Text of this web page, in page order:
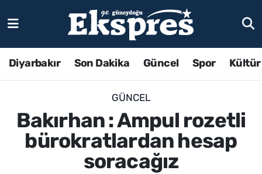
Diyarbakır Son Dakika Güncel Spor
GÜNCEL
Bakırhan : Ampul rozetli
bürokratlardan hesap
soracağız